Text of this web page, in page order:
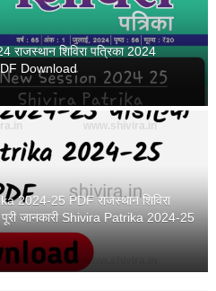
शिविरा पत्रिका 2024
Download
2024-25 PDF राजस्थान शिविरा
जानकारी Shivira Patrika 2024-25
www.shivira.in
www.shivira.in